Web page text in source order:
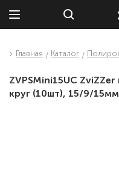
Главная Каталог
ZVPSMini15UC
круг (10шт), 15/9/15мм